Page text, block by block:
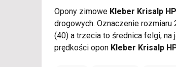
Opony zimowe Kleber Krisalp
drogowych. Oznaczenie
(40) a trzecia to średnica felgi, na
prędkości opon Kleber Krisalp